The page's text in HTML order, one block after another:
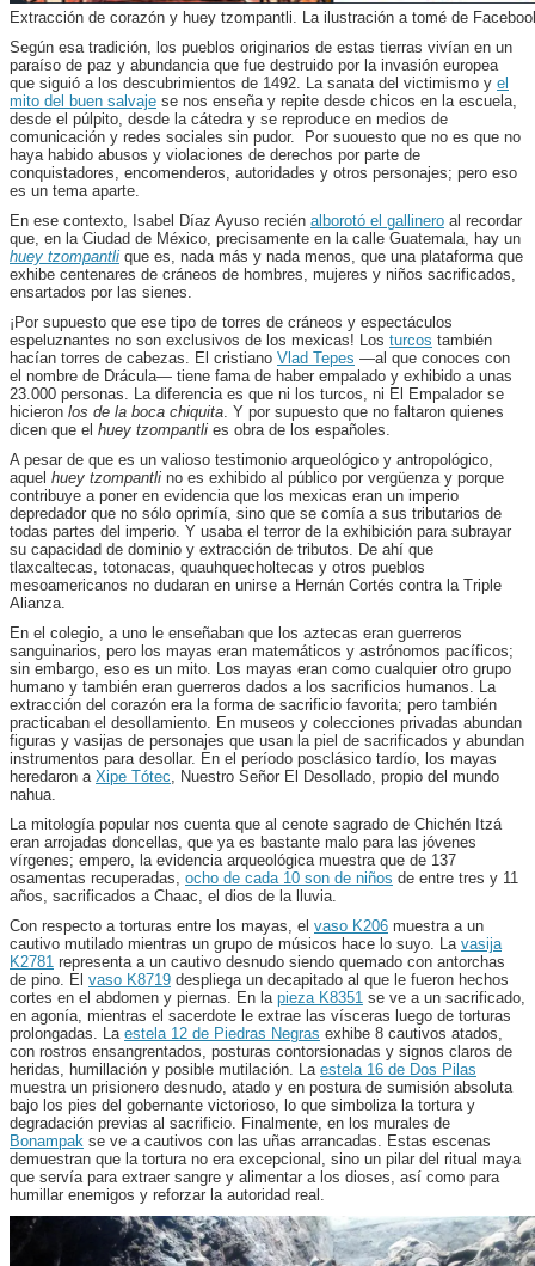
Extracción de corazón y huey tzompantli. La ilustración a tomé de
Según esa tradición, los pueblos originarios de estas tierras vivían en un
paraíso de paz y abundancia que fue destruido por la invasión europea
que siguió a los descubrimientos de 1492. La sanata del victimismo y el
mito del buen salvaje se nos enseña y repite desde chicos en la escuela,
desde el púlpito, desde la cátedra y se reproduce en medios de
comunicación y redes sociales sin pudor. Por suouesto que no es que no
haya habido abusos y violaciones de derechos por parte de
conquistadores, encomenderos, autoridades y otros personajes; pero eso
es un tema aparte.
En ese contexto, Isabel Díaz Ayuso recién alborotó el gallinero al recordar
que, en la Ciudad de México, precisamente en la calle Guatemala, hay un
huey tzompantli que es, nada más y nada menos, que una plataforma que
exhibe centenares de cráneos de hombres, mujeres y niños sacrificados,
ensartados por las sienes.
¡Por supuesto que ese tipo de torres de cráneos y espectáculos
espeluznantes no son exclusivos de los mexicas! Los turcos también
hacían torres de cabezas. El cristiano Vlad Tepes —al que conoces con
el nombre de Drácula— tiene fama de haber empalado y exhibido a unas
23.000 personas. La diferencia es que ni los turcos, ni El Empalador se
hicieron los de la boca chiquita . Y por supuesto que no faltaron quienes
dicen que el huey tzompantli es obra de los españoles.
A pesar de que es un valioso testimonio arqueológico y antropológico,
aquel huey tzompantli no es exhibido al público por vergüenza y porque
contribuye a poner en evidencia que los mexicas eran un imperio
depredador que no sólo oprimía, sino que se comía a sus tributarios de
todas partes del imperio. Y usaba el terror de la exhibición para subrayar
su capacidad de dominio y extracción de tributos. De ahí que
tlaxcaltecas, totonacas, quauhquecholtecas y otros pueblos
mesoamericanos no dudaran en unirse a Hernán Cortés contra la Triple
Alianza.
En el colegio, a uno le enseñaban que los aztecas eran guerreros
sanguinarios, pero los mayas eran matemáticos y astrónomos pacíficos;
sin embargo, eso es un mito. Los mayas eran como cualquier otro grupo
humano y también eran guerreros dados a los sacrificios humanos. La
extracción del corazón era la forma de sacrificio favorita; pero también
practicaban el desollamiento. En museos y colecciones privadas abundan
figuras y vasijas de personajes que usan la piel de sacrificados y abundan
instrumentos para desollar. En el período posclásico tardío, los mayas
heredaron a Xipe Tótec , Nuestro Señor El Desollado, propio del mundo
nahua.
La mitología popular nos cuenta que al cenote sagrado de Chichén Itzá
eran arrojadas doncellas, que ya es bastante malo para las jóvenes
vírgenes; empero, la evidencia arqueológica muestra que de 137
osamentas recuperadas, ocho de cada 10 son de niños de entre tres y 11
años, sacrificados a Chaac, el dios de la lluvia.
Con respecto a torturas entre los mayas, el vaso K206 muestra a un
cautivo mutilado mientras un grupo de músicos hace lo suyo. La vasija
K2781 representa a un cautivo desnudo siendo quemado con antorchas
de pino. El vaso K8719 despliega un decapitado al que le fueron hechos
cortes en el abdomen y piernas. En la pieza K8351 se ve a un sacrificado,
en agonía, mientras el sacerdote le extrae las vísceras luego de torturas
prolongadas. La estela 12 de Piedras Negras exhibe 8 cautivos atados,
con rostros ensangrentados, posturas contorsionadas y signos claros de
heridas, humillación y posible mutilación. La estela 16 de Dos Pilas
muestra un prisionero desnudo, atado y en postura de sumisión absoluta
bajo los pies del gobernante victorioso, lo que simboliza la tortura y
degradación previas al sacrificio. Finalmente, en los murales de
Bonampak se ve a cautivos con las uñas arrancadas. Estas escenas
demuestran que la tortura no era excepcional, sino un pilar del ritual maya
que servía para extraer sangre y alimentar a los dioses, así como para
humillar enemigos y reforzar la autoridad real.